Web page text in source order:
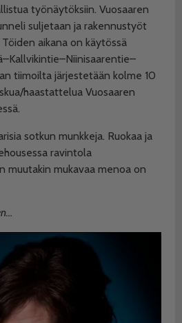
työnäytöksiin. Vuosaaren
suljetaan ja rakennustyöt
aikana on käytössä
tiimoilta järjestetään kolme 10
haastattelua Vuosaaren
sotkun munkkeja. Ruokaa ja
ravintola
muutakin mukavaa menoa on